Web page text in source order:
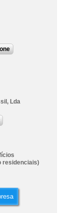
Lda
residenciais)